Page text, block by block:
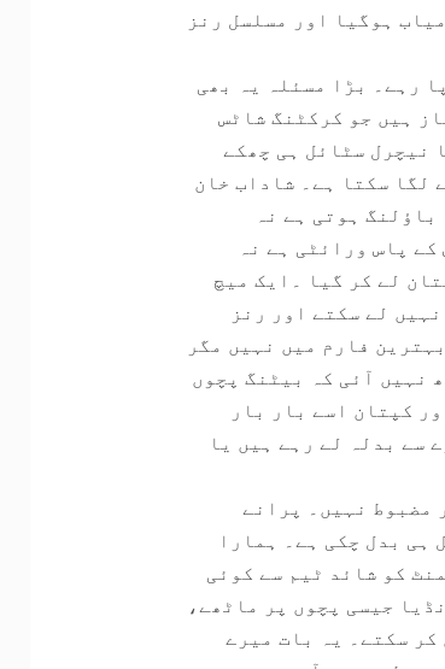
ہوگیا اور مسلسل رنز
رہے۔ بڑا مسئلہ یہ بھی
ہیں جو کرکٹنگ شاٹس
نیچرل سٹائل ہی چھکے
لگا سکتا ہے۔ شاداب خان
ہوتی ہے نہ
پاس ورائٹی ہے نہ
لے کر گیا ۔ایک میچ
لے سکتے اور رنز
فارم میں نہیں مگر
نہیں آئی کہ بیٹنگ پچوں
کپتان اسے بار بار
سے بدلہ لے رہے ہیں یا
مضبوط نہیں۔ پرانے
ہی بدل چکی ہے۔ ہمارا
کو شائد ٹیم سے کوئی
جیسی پچوں پر ماٹھے،
سکتے۔ یہ بات میرے